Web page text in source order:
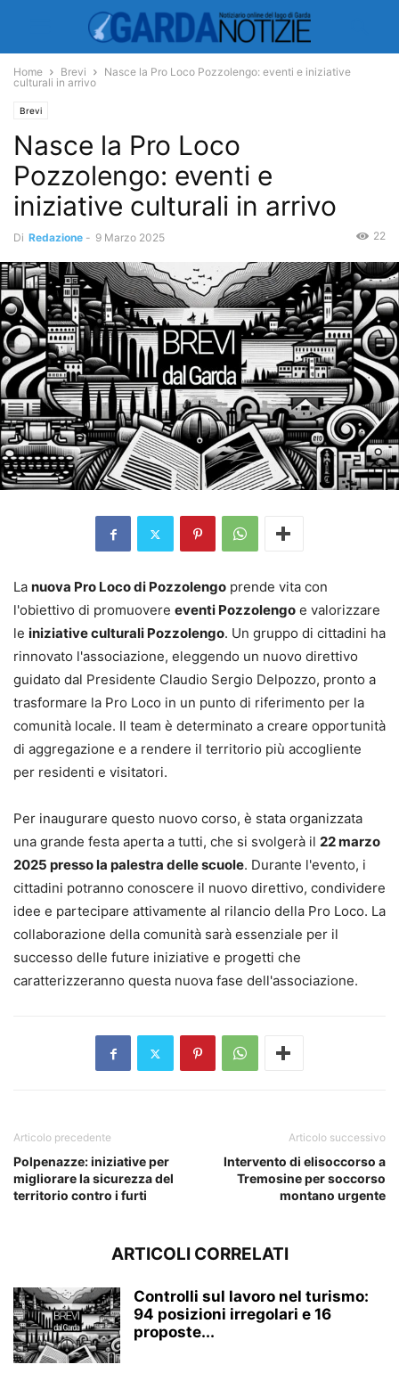
Home Brevi
Nasce la Pro Loco Pozzolengo: eventi e iniziative
culturali in arrivo
Brevi
Nasce la Pro Loco
Pozzolengo: eventi e
iniziative culturali in arrivo
Di Redazione - 9 Marzo 2025 22
La nuova Pro Loco di Pozzolengo prende vita con
l'obiettivo di promuovere eventi Pozzolengo e valorizzare
le iniziative culturali Pozzolengo. Un gruppo di cittadini ha
rinnovato l'associazione, eleggendo un nuovo direttivo
guidato dal Presidente Claudio Sergio Delpozzo, pronto a
trasformare la Pro Loco in un punto di riferimento per la
comunità locale. Il team è determinato a creare opportunità
di aggregazione e a rendere il territorio più accogliente
per residenti e visitatori.
Per inaugurare questo nuovo corso, è stata organizzata
una grande festa aperta a tutti, che si svolgerà il 22 marzo
2025 presso la palestra delle scuole. Durante l'evento, i
cittadini potranno conoscere il nuovo direttivo, condividere
idee e partecipare attivamente al rilancio della Pro Loco. La
collaborazione della comunità sarà essenziale per il
successo delle future iniziative e progetti che
caratterizzeranno questa nuova fase dell'associazione.
Articolo precedente
Polpenazze: iniziative per
migliorare la sicurezza del
territorio contro i furti
Articolo successivo
Intervento di elisoccorso a
Tremosine per soccorso
montano urgente
ARTICOLI CORRELATI
Controlli sul lavoro nel turismo:
94 posizioni irregolari e 16
proposte...